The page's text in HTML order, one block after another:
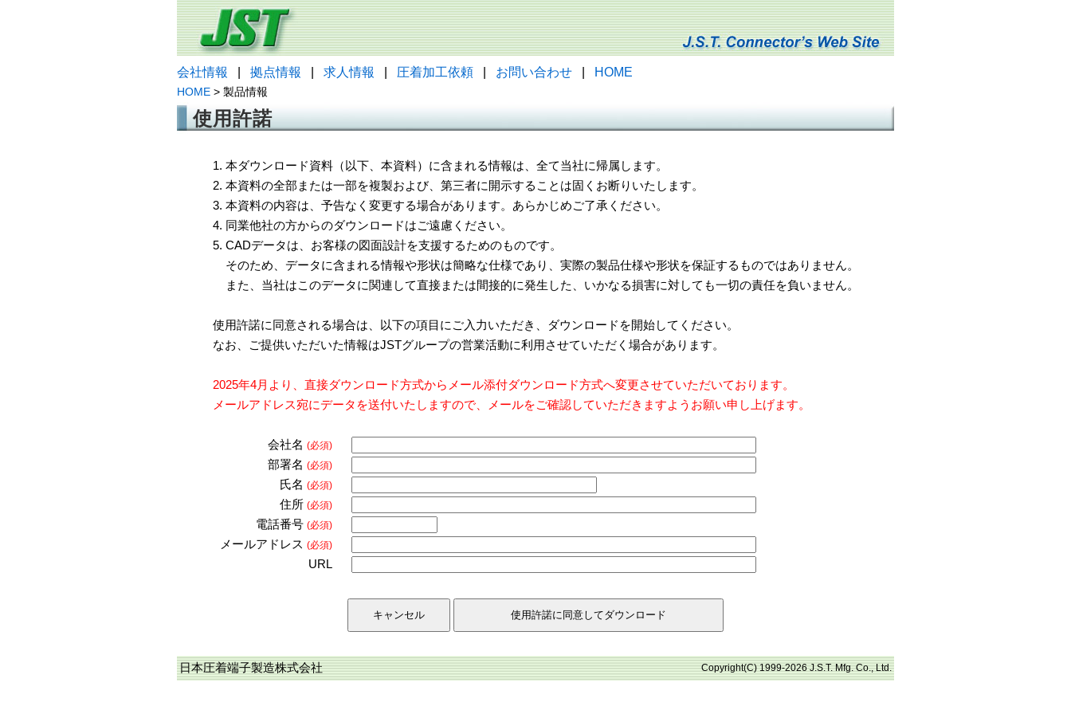
会社情報 拠点情報 求人情報 圧着加工依頼 お問い合わせ HOME
HOME > 製品情報
使用許諾
1. 本ダウンロード資料（以下、本資料）に含まれる情報は、全て当社に帰属します。
2. 本資料の全部または一部を複製および、第三者に開示することは固くお断りいたします。
3. 本資料の内容は、予告なく変更する場合があります。あらかじめご了承ください。
4. 同業他社の方からのダウンロードはご遠慮ください。
5. CADデータは、お客様の図面設計を支援するためのものです。
そのため、データに含まれる情報や形状は簡略な仕様であり、実際の製品仕様や形状を保証するものではありません。
また、当社はこのデータに関連して直接または間接的に発生した、いかなる損害に対しても一切の責任を負いません。
使用許諾に同意される場合は、以下の項目にご入力いただき、ダウンロードを開始してください。
なお、ご提供いただいた情報はJSTグループの営業活動に利用させていただく場合があります。
2025年4月より、直接ダウンロード方式からメール添付ダウンロード方式へ変更させていただいております。
メールアドレス宛にデータを送付いたしますので、メールをご確認していただきますようお願い申し上げます。
会社名 (必須)
部署名 (必須)
氏名 (必須)
住所 (必須)
電話番号 (必須)
メールアドレス (必須)
URL
日本圧着端子製造株式会社 Copyright(C) 1999-2026 J.S.T. Mfg. Co., Ltd.